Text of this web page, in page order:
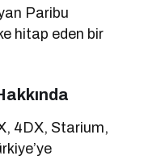
Paribu
hitap eden bir
4DX, Starium,